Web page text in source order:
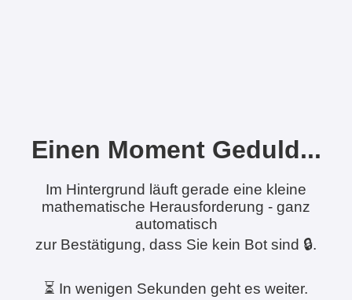
Einen Moment Geduld...
Im Hintergrund läuft gerade eine kleine
mathematische Herausforderung - ganz
automatisch
zur Bestätigung, dass Sie kein Bot sind 🔒.
⏳ In wenigen Sekunden geht es weiter.